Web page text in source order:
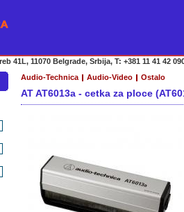
41L, 11070 Belgrade, Srbija, T: +381 11 41 42
Audio-Technica Audio-Video Ostalo
AT AT6013a - cetka za ploce